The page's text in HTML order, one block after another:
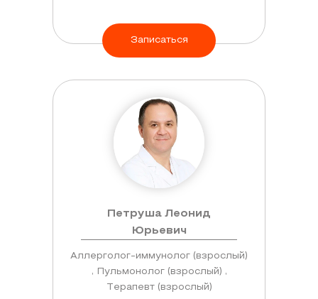
Записаться
Петруша Леонид
Юрьевич
Аллерголог-иммунолог (взрослый)
, Пульмонолог (взрослый) ,
Терапевт (взрослый)